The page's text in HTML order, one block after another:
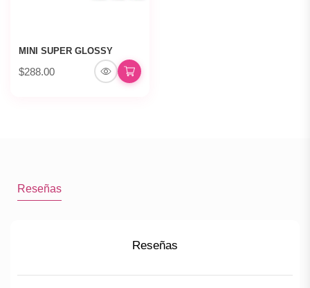
MINI SUPER GLOSSY
$288.00
Reseñas
Reseñas